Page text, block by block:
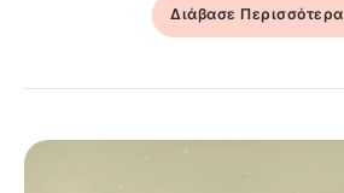
Διάβασε Περισσότερα